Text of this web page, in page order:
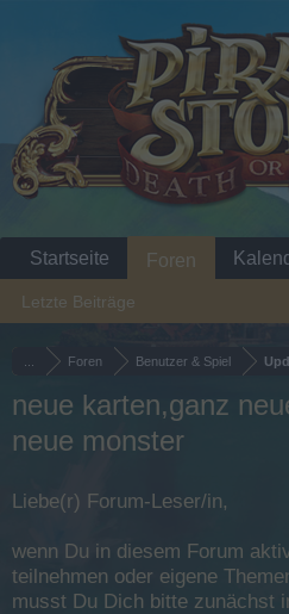
Foren Benutzer & Spiel
neue karten,ganz
neue monster
Liebe(r) Forum-Leser/in,
wenn Du in diesem Forum
teilnehmen oder eigene
musst Du Dich bitte zunächst
Startseite Foren
Letzte Beiträge